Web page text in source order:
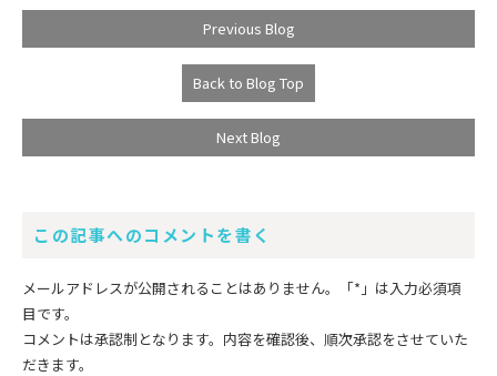
Previous Blog
Back to Blog Top
Next Blog
この記事へのコメントを書く
メールアドレスが公開されることはありません。 「*」 は入力必須項
目です。
コメントは承認制となります。内容を確認後、順次承認をさせていた
だきます。